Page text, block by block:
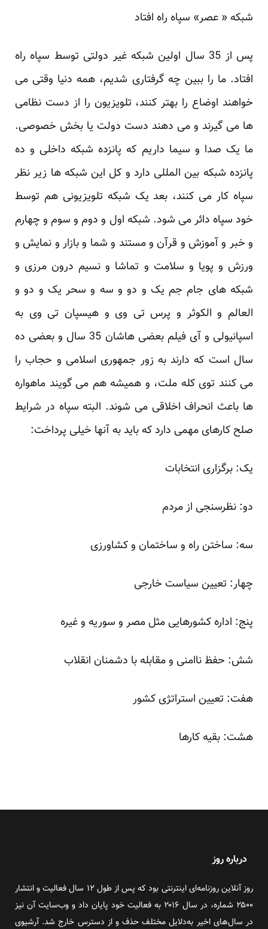
شبکه « عصر» سپاه راه افتاد
پس از 35 سال اولین شبکه غیر دولتی توسط سپاه راه
افتاد. ما را ببین چه گرفتاری شدیم، همه دنیا وقتی می
خواهند اوضاع را بهتر کنند، تلویزیون را از دست نظامی
ها می گیرند و می دهند دست دولت یا بخش خصوصی.
ما یک صدا و سیما داریم که پانزده شبکه داخلی و ده
پانزده شبکه بین المللی دارد و کل این شبکه ها زیر نظر
سپاه کار می کنند، بعد یک شبکه تلویزیونی هم توسط
خود سپاه دائر می شود. شبکه اول و دوم و سوم و چهارم
و خبر و آموزش و قرآن و مستند و شما و بازار و نمایش و
ورزش و پویا و سلامت و تماشا و نسیم درون مرزی و
شبکه های جام جم یک و دو و سه و سحر یک و دو و
العالم و الکوثر و پرس تی وی و هیسپان تی وی به
اسپانیولی و آی فیلم بعضی هاشان 35 سال و بعضی ده
سال است که دارند به زور جمهوری اسلامی و حجاب را
می کنند توی کله ملت، و همیشه هم می گویند ماهواره
ها باعث انحراف اخلاقی می شوند. البته سپاه در شرایط
صلح کارهای مهمی دارد که باید به آنها خیلی پرداخت:
یک: برگزاری انتخابات
دو: نظرسنجی از مردم
سه: ساختن راه و ساختمان و کشاورزی
چهار: تعیین سیاست خارجی
پنج: اداره کشورهایی مثل مصر و سوریه و غیره
شش: حفظ ناامنی و مقابله با دشمنان انقلاب
هفت: تعیین استراتژی کشور
هشت: بقیه کارها
درباره روز
روز آنلاین روزنامه‌ای اینترنتی بود که پس از طول ۱۲ سال فعالیت و انتشار
۲۵۰۰ شماره، در سال ۲۰۱۶ به فعالیت خود پایان داد و وب‌سایت آن نیز
در سال‌های اخیر به‌دلایل مختلف حذف و از دسترس خارج شد. آرشیوی